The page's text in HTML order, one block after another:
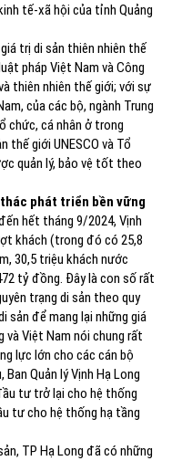
tế-xã hội của tỉnh Quảng
trị di sản thiên nhiên thế
pháp Việt Nam và Công
thiên nhiên thế giới; với sự
của các bộ, ngành Trung
chức, cá nhân ở trong
thế giới UNESCO và Tổ
quản lý, bảo vệ tốt theo
phát triển bền vững
hết tháng 9/2024, Vịnh
khách (trong đó có 25,8
30,5 triệu khách nước
tỷ đồng. Đây là con số rất
trạng di sản theo quy
sản để mang lại những giá
và Việt Nam nói chung rất
lực lớn cho các cán bộ
Quản lý Vịnh Hạ Long
tư trở lại cho hệ thống
tư cho hệ thống hạ tầng
TP Hạ Long đã có những